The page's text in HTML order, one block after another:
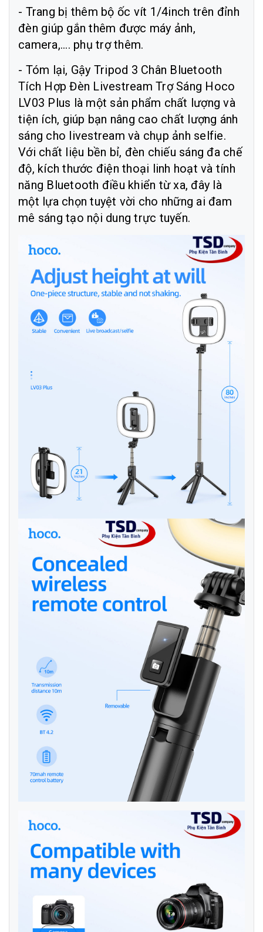
- Trang bị thêm bộ ốc vít 1/4inch trên đỉnh
đèn giúp gắn thêm được máy ảnh,
camera,.... phụ trợ thêm.
- Tóm lại, Gậy Tripod 3 Chân Bluetooth
Tích Hợp Đèn Livestream Trợ Sáng Hoco
LV03 Plus là một sản phẩm chất lượng và
tiện ích, giúp bạn nâng cao chất lượng ánh
sáng cho livestream và chụp ảnh selfie.
Với chất liệu bền bỉ, đèn chiếu sáng đa chế
độ, kích thước điện thoại linh hoạt và tính
năng Bluetooth điều khiển từ xa, đây là
một lựa chọn tuyệt vời cho những ai đam
mê sáng tạo nội dung trực tuyến.